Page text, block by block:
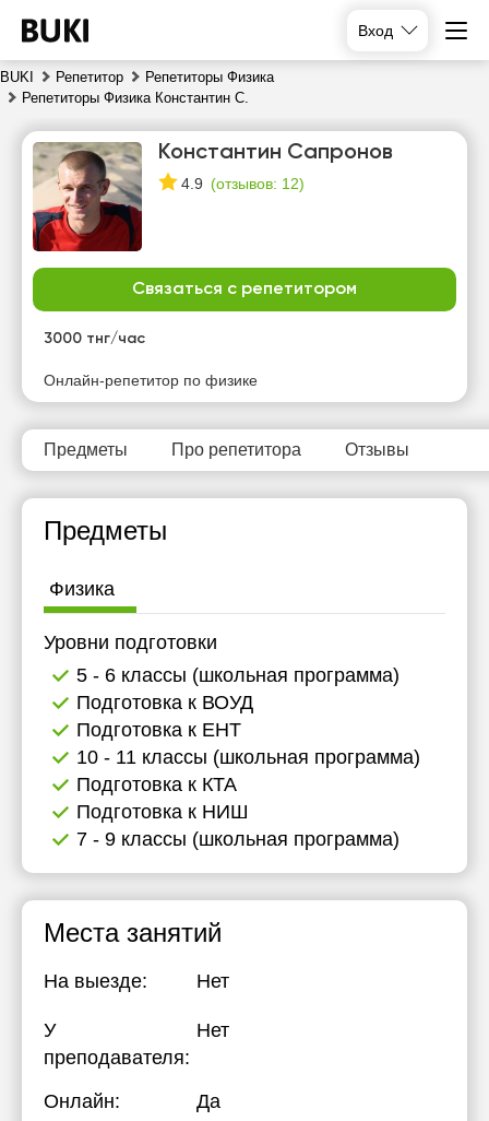
Вход
BUKI Репетитор
Репетиторы Физика
Репетиторы Физика Константин С.
Константин Сапронов
4.9 (отзывов: 12)
Связаться с репетитором
3000 тнг/час
Онлайн-репетитор по физике
Предметы Про репетитора Отзывы
Предметы
Физика
Уровни подготовки
5 - 6 классы (школьная программа)
Подготовка к ВОУД
Подготовка к ЕНТ
10 - 11 классы (школьная программа)
Подготовка к КТА
Подготовка к НИШ
7 - 9 классы (школьная программа)
Места занятий
На выезде: Нет
У
преподавателя:
Нет
Онлайн: Да
сб
вс
Нет
Нет
свободных